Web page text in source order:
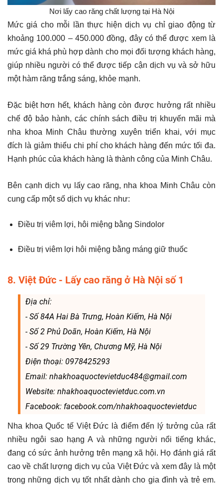
Nơi lấy cao răng chất lượng tại Hà Nội
Mức giá cho mỗi lần thực hiện dịch vụ chỉ giao động từ
khoảng 100.000 – 450.000 đồng, đây có thể được xem là
mức giá khá phù hợp dành cho mọi đối tượng khách hàng,
giúp nhiều người có thể được tiếp cận dịch vụ và sở hữu
một hàm răng trắng sáng, khỏe mạnh.
Đặc biệt hơn hết, khách hàng còn được hưởng rất nhiều
chế độ bảo hành, các chính sách điều trị khuyến mãi mà
nha khoa Minh Châu thường xuyên triển khai, với mục
đích là giảm thiểu chi phí cho khách hàng đến mức tối đa.
Hạnh phúc của khách hàng là thành công của Minh Châu.
Bên cạnh dịch vụ lấy cao răng, nha khoa Minh Châu còn
cung cấp một số dịch vụ khác như:
Điều trị viêm lợi, hôi miệng bằng Sindolor
Điều trị viêm lợi hôi miệng bằng máng giữ thuốc
8. Việt Đức - Lấy cao răng ở Hà Nội số 1
Địa chỉ:
- Số 84A Hai Bà Trưng, Hoàn Kiếm, Hà Nội
- Số 2 Phủ Doãn, Hoàn Kiếm, Hà Nội
- Số 29 Trường Yên, Chương Mỹ, Hà Nội
Điện thoại: 0978425293
Email: nhakhoaquoctevietduc484@gmail.com
Website: nhakhoaquoctevietduc.com.vn
Facebook: facebook.com/nhakhoaquoctevietduc
Nha khoa Quốc tế Việt Đức là điểm đến lý tưởng của rất
nhiều ngôi sao hạng A và những người nổi tiếng khác,
đang có sức ảnh hưởng trên mạng xã hội. Họ đánh giá rất
cao về chất lượng dịch vụ của Việt Đức và xem đây là một
trong những dịch vụ tốt nhất dành cho gia đình và trẻ em.